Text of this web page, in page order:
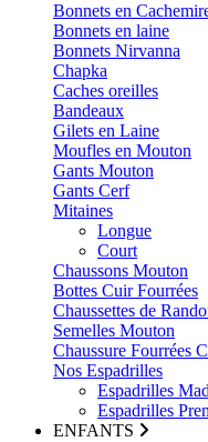
Bonnets en
Bonnets en laine
Bonnets Nirvanna
Chapka
Caches oreilles
Bandeaux
Gilets en Laine
Moufles en Mouton
Gants Mouton
Gants Cerf
Mitaines
Longue
Court
Chaussons Mouton
Bottes Cuir Fourrées
Chaussettes de
Semelles Mouton
Chaussure Fourrées
Nos Espadrilles
Espadrilles
Espadrilles
ENFANTS